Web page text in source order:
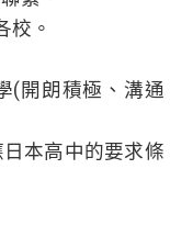
校。
(開朗積極、溝通
本高中的要求條